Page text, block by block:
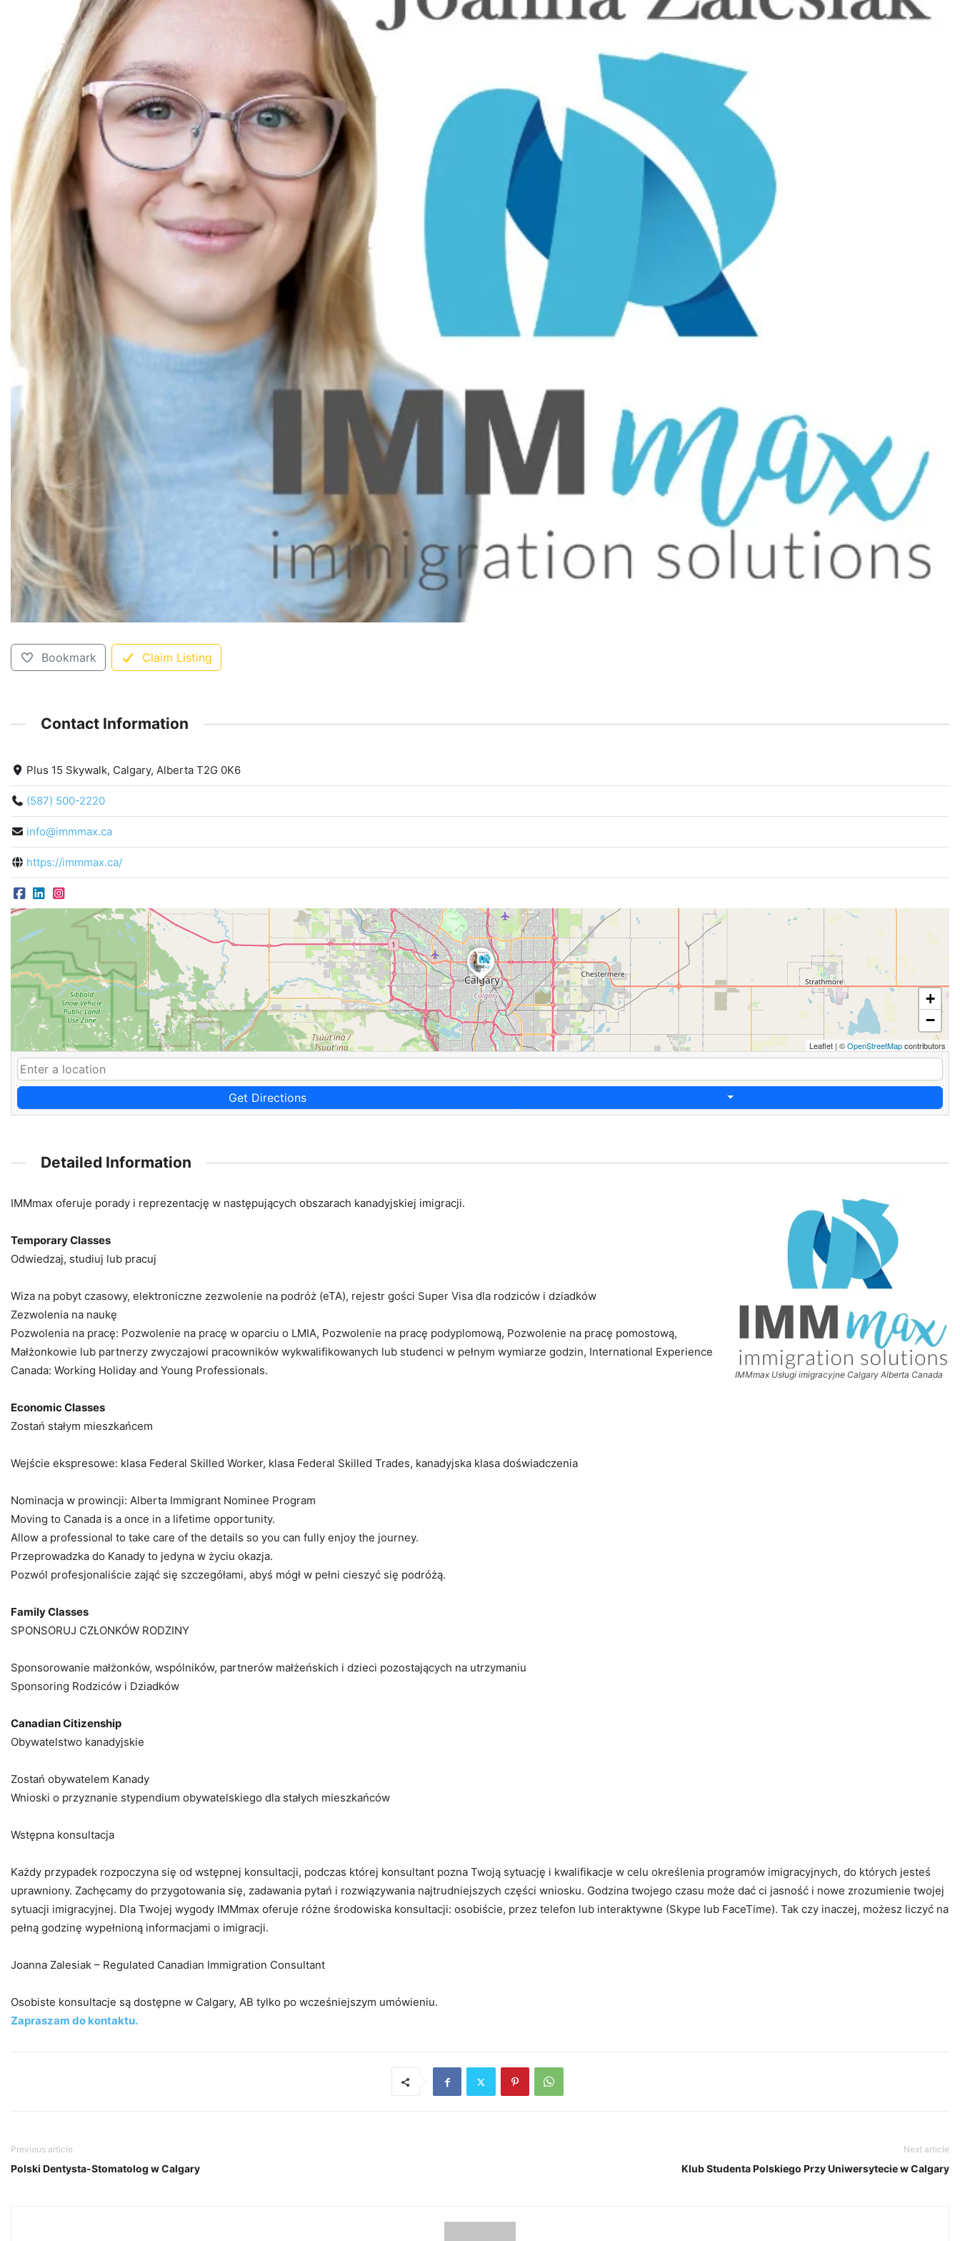
Bookmark Claim Listing
Contact Information
Plus 15 Skywalk, Calgary, Alberta T2G 0K6
(587) 500-2220
info@immmax.ca
https://immmax.ca/
+
−
Leaflet | ©OpenStreetMapcontributors
Get Directions
Detailed Information
IMMmax Usługi imigracyjne Calgary Alberta Canada
IMMmax oferuje porady i reprezentację w następujących obszarach kanadyjskiej imigracji.
Temporary Classes
Odwiedzaj, studiuj lub pracuj
Wiza na pobyt czasowy, elektroniczne zezwolenie na podróż (eTA), rejestr gości Super Visa dla rodziców i dziadków
Zezwolenia na naukę
Pozwolenia na pracę: Pozwolenie na pracę w oparciu o LMIA, Pozwolenie na pracę podyplomową, Pozwolenie na pracę pomostową,
Małżonkowie lub partnerzy zwyczajowi pracowników wykwalifikowanych lub studenci w pełnym wymiarze godzin, International Experience
Canada: Working Holiday and Young Professionals.
Economic Classes
Zostań stałym mieszkańcem
Wejście ekspresowe: klasa Federal Skilled Worker, klasa Federal Skilled Trades, kanadyjska klasa doświadczenia
Nominacja w prowincji: Alberta Immigrant Nominee Program
Moving to Canada is a once in a lifetime opportunity.
Allow a professional to take care of the details so you can fully enjoy the journey.
Przeprowadzka do Kanady to jedyna w życiu okazja.
Pozwól profesjonaliście zająć się szczegółami, abyś mógł w pełni cieszyć się podróżą.
Family Classes
SPONSORUJ CZŁONKÓW RODZINY
Sponsorowanie małżonków, wspólników, partnerów małżeńskich i dzieci pozostających na utrzymaniu
Sponsoring Rodziców i Dziadków
Canadian Citizenship
Obywatelstwo kanadyjskie
Zostań obywatelem Kanady
Wnioski o przyznanie stypendium obywatelskiego dla stałych mieszkańców
Wstępna konsultacja
Każdy przypadek rozpoczyna się od wstępnej konsultacji, podczas której konsultant pozna Twoją sytuację i kwalifikacje w celu określenia programów imigracyjnych, do których jesteś
uprawniony. Zachęcamy do przygotowania się, zadawania pytań i rozwiązywania najtrudniejszych części wniosku. Godzina twojego czasu może dać ci jasność i nowe zrozumienie twojej
sytuacji imigracyjnej. Dla Twojej wygody IMMmax oferuje różne środowiska konsultacji: osobiście, przez telefon lub interaktywne (Skype lub FaceTime). Tak czy inaczej, możesz liczyć na
pełną godzinę wypełnioną informacjami o imigracji.
Joanna Zalesiak – Regulated Canadian Immigration Consultant
Osobiste konsultacje są dostępne w Calgary, AB tylko po wcześniejszym umówieniu.
Zapraszam do kontaktu.
Previous article
Polski Dentysta-Stomatolog w Calgary
Next article
Klub Studenta Polskiego Przy Uniwersytecie w Calgary